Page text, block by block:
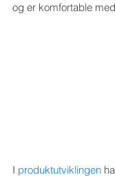
og er komfortable
I produktutviklingen